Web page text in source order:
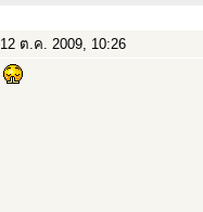
12 ต.ค. 2009, 10:26